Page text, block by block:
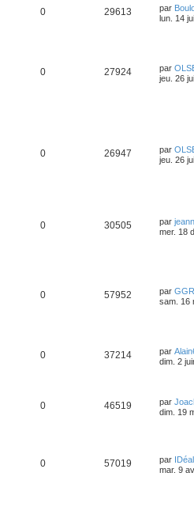
0 29613 par
lun. 14
0 27924 par
jeu. 26
0 26947 par
jeu. 26
0 30505 par
mer. 18
0 57952 par GGR
sam. 16
0 37214 par
dim. 2
0 46519 par
dim. 19
0 57019 par
mar. 9